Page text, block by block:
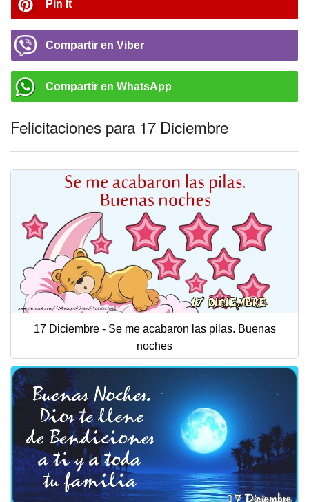
Pin It
Compartir en Viber
Compartir en WhatsApp
Felicitaciones para 17 Diciembre
17 Diciembre - Se me acabaron las pilas. Buenas
noches